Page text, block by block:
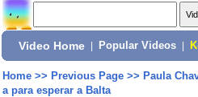
Video Home Popular Videos
Home>> Previous Page>> Paula
a para esperar a Balta